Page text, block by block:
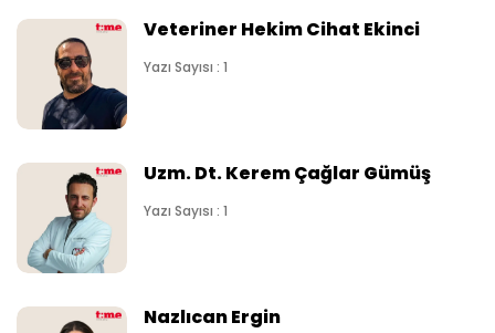
Veteriner Hekim Cihat Ekinci
Yazı Sayısı : 1
Uzm. Dt. Kerem Çağlar Gümüş
Yazı Sayısı : 1
Nazlıcan Ergin